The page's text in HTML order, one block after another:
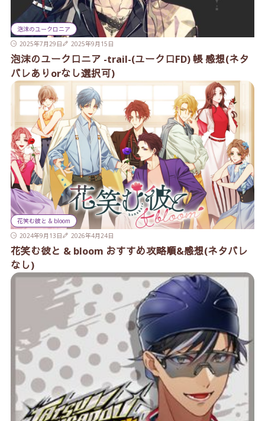
泡沫のユークロニア
2025年7月29日
2025年9月15日
泡沫のユークロニア -trail-(ユークロFD) 帳 感想(ネタ
バレありorなし選択可)
花笑む彼と & bloom
2024年9月13日
2026年4月24日
花笑む彼と & bloom おすすめ攻略順&感想(ネタバレ
なし)